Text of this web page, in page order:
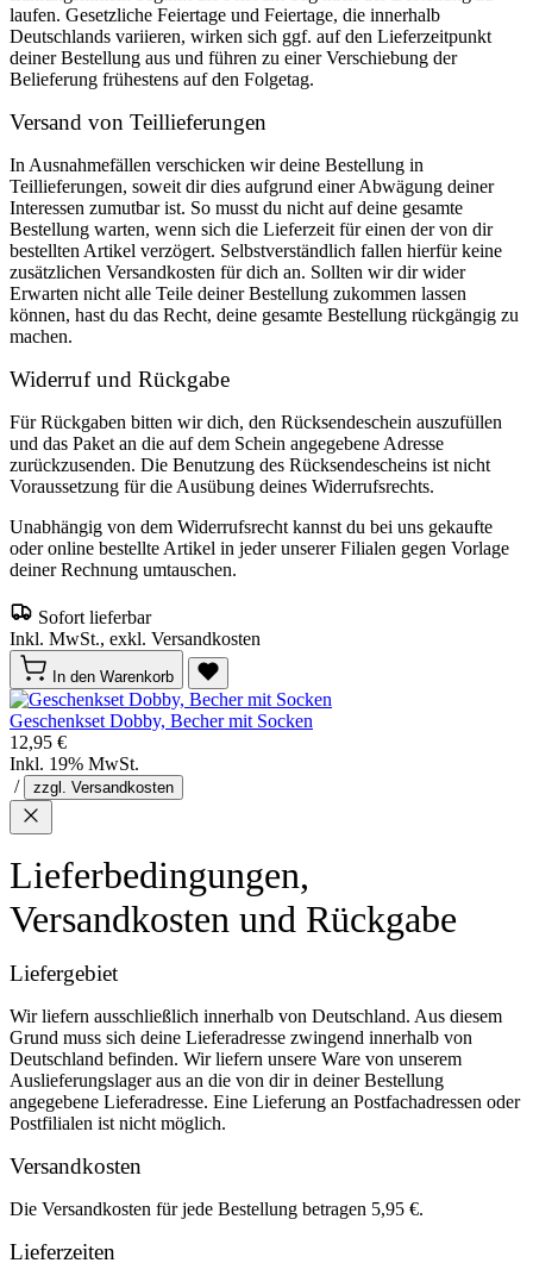
laufen. Gesetzliche Feiertage und Feiertage, die innerhalb
Deutschlands variieren, wirken sich ggf. auf den Lieferzeitpunkt
deiner Bestellung aus und führen zu einer Verschiebung der
Belieferung frühestens auf den Folgetag.
Versand von Teillieferungen
In Ausnahmefällen verschicken wir deine Bestellung in
Teillieferungen, soweit dir dies aufgrund einer Abwägung deiner
Interessen zumutbar ist. So musst du nicht auf deine gesamte
Bestellung warten, wenn sich die Lieferzeit für einen der von dir
bestellten Artikel verzögert. Selbstverständlich fallen hierfür keine
zusätzlichen Versandkosten für dich an. Sollten wir dir wider
Erwarten nicht alle Teile deiner Bestellung zukommen lassen
können, hast du das Recht, deine gesamte Bestellung rückgängig zu
machen.
Widerruf und Rückgabe
Für Rückgaben bitten wir dich, den Rücksendeschein auszufüllen
und das Paket an die auf dem Schein angegebene Adresse
zurückzusenden. Die Benutzung des Rücksendescheins ist nicht
Voraussetzung für die Ausübung deines Widerrufsrechts.
Unabhängig von dem Widerrufsrecht kannst du bei uns gekaufte
oder online bestellte Artikel in jeder unserer Filialen gegen Vorlage
deiner Rechnung umtauschen.
Sofort lieferbar
Inkl. MwSt., exkl. Versandkosten
In den Warenkorb
Geschenkset Dobby, Becher mit Socken
12,95 €
Inkl. 19% MwSt.
/
zzgl. Versandkosten
Lieferbedingungen,
Versandkosten und Rückgabe
Liefergebiet
Wir liefern ausschließlich innerhalb von Deutschland. Aus diesem
Grund muss sich deine Lieferadresse zwingend innerhalb von
Deutschland befinden. Wir liefern unsere Ware von unserem
Auslieferungslager aus an die von dir in deiner Bestellung
angegebene Lieferadresse. Eine Lieferung an Postfachadressen oder
Postfilialen ist nicht möglich.
Versandkosten
Die Versandkosten für jede Bestellung betragen 5,95 €.
Lieferzeiten